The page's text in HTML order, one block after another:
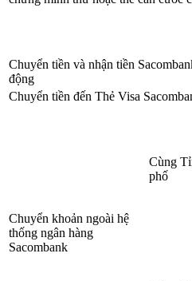
Chuyển tiền và nhận tiền
động
Chuyển tiền đến Thẻ Visa
Chuyển khoản ngoài hệ
thống ngân hàng
Sacombank
Cùng
phố